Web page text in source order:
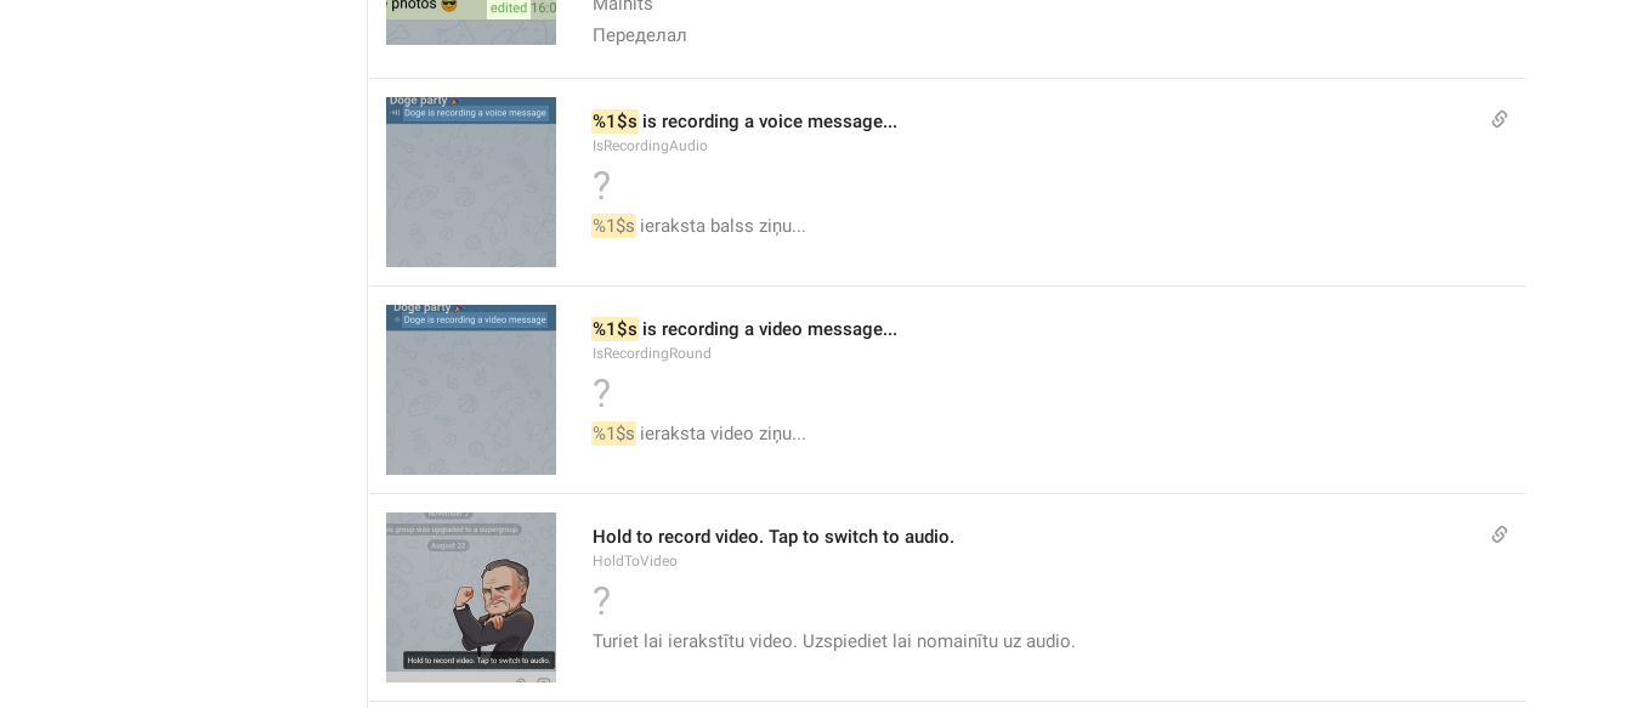
Переделал
%1$s is recording a voice message...
IsRecordingAudio
?
%1$s ieraksta balss ziņu...
%1$s is recording a video message...
IsRecordingRound
?
%1$s ieraksta video ziņu...
Hold to record video. Tap to switch to audio.
HoldToVideo
?
Turiet lai ierakstītu video. Uzspiediet lai nomainītu uz audio.